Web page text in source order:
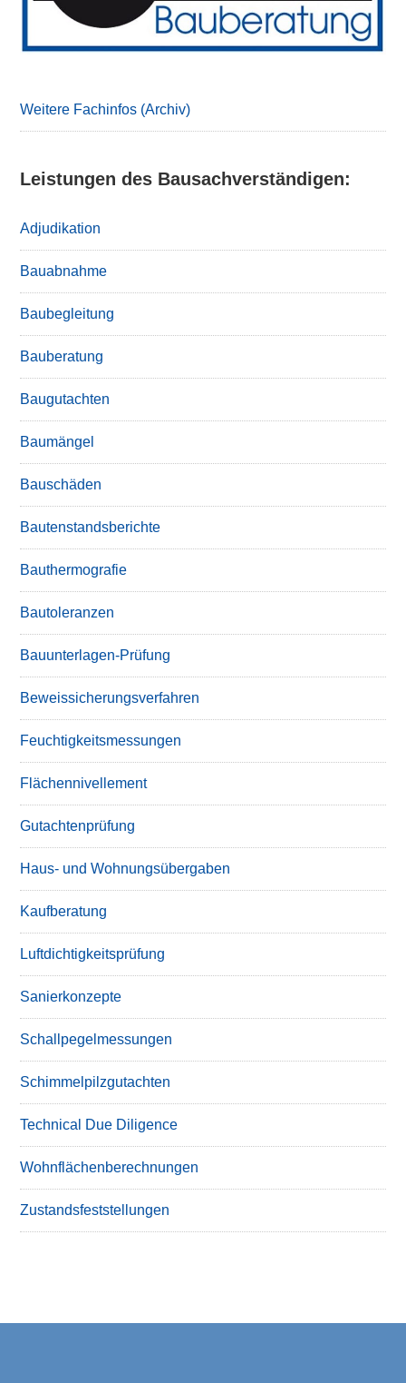
Weitere Fachinfos (Archiv)
Leistungen des Bausachverständigen:
Adjudikation
Bauabnahme
Baubegleitung
Bauberatung
Baugutachten
Baumängel
Bauschäden
Bautenstandsberichte
Bauthermografie
Bautoleranzen
Bauunterlagen-Prüfung
Beweissicherungsverfahren
Feuchtigkeitsmessungen
Flächennivellement
Gutachtenprüfung
Haus- und Wohnungsübergaben
Kaufberatung
Luftdichtigkeitsprüfung
Sanierkonzepte
Schallpegelmessungen
Schimmelpilzgutachten
Technical Due Diligence
Wohnflächenberechnungen
Zustandsfeststellungen